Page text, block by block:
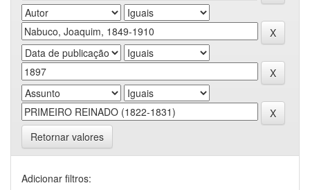
Retornar valores
Adicionar filtros: